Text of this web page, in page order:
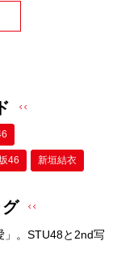
46 新垣結衣
」。STU48と2nd写